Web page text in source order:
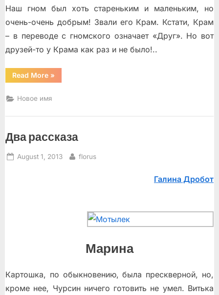
Наш гном был хоть стареньким и маленьким, но
очень-очень добрым! Звали его Крам. Кстати, Крам
– в переводе с гномского означает «Друг». Но вот
друзей-то у Крама как раз и не было!..
Read More“Крам
и
»
Новое имя
Два рассказа
Posted
August 1, 2013 By
florus
Галина Дробот
Марина
Картошка, по обыкновению, была прескверной, но,
кроме нее, Чурсин ничего готовить не умел. Витька